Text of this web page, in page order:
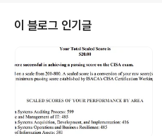
이 블로그 인기글